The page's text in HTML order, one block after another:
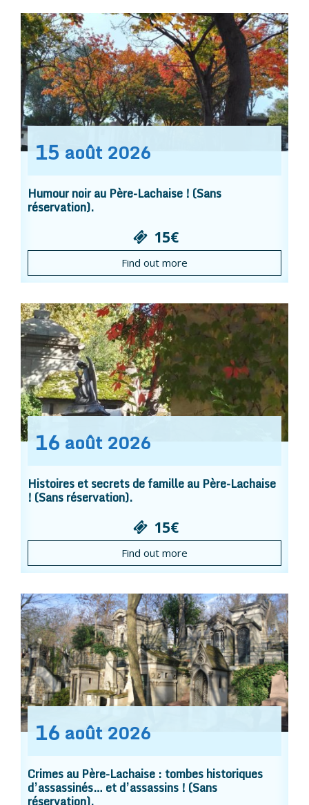
15 août 2026
Humour noir au Père-Lachaise ! (Sans
réservation).
15€
Find out more
16 août 2026
Histoires et secrets de famille au Père-Lachaise
! (Sans réservation).
15€
Find out more
16 août 2026
Crimes au Père-Lachaise : tombes historiques
d’assassinés… et d’assassins ! (Sans